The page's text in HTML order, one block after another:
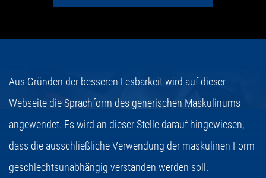
Aus Gründen der besseren Lesbarkeit wird auf dieser
Webseite die Sprachform des generischen Maskulinums
angewendet. Es wird an dieser Stelle darauf hingewiesen,
dass die ausschließliche Verwendung der maskulinen Form
geschlechtsunabhängig verstanden werden soll.